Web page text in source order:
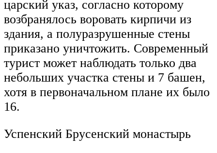
царский указ, согласно которому
возбранялось воровать кирпичи из
здания, а полуразрушенные стены
приказано уничтожить. Современный
турист может наблюдать только два
небольших участка стены и 7 башен,
хотя в первоначальном плане их было
16.
Успенский Брусенский монастырь